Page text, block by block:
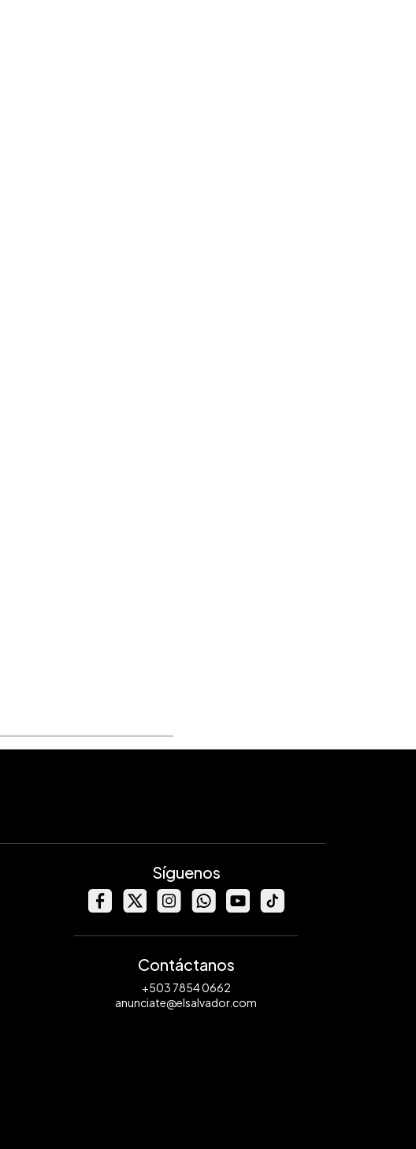
Síguenos
Contáctanos
+503 7854 0662
anunciate@elsalvador.com